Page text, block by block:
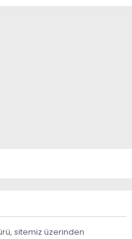
sitemiz üzerinden